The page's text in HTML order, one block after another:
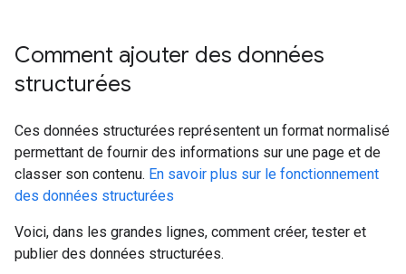
Comment ajouter des données
structurées
Ces données structurées représentent un format normalisé
permettant de fournir des informations sur une page et de
classer son contenu. En savoir plus sur le fonctionnement
des données structurées
Voici, dans les grandes lignes, comment créer, tester et
publier des données structurées.